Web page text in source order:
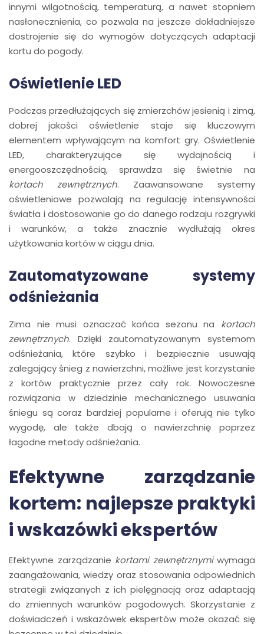
innymi wilgotnością, temperaturą, a nawet stopniem
nasłonecznienia, co pozwala na jeszcze dokładniejsze
dostrojenie się do wymogów dotyczących adaptacji
kortu do pogody.
Oświetlenie LED
Podczas przedłużających się zmierzchów jesienią i zimą,
dobrej jakości oświetlenie staje się kluczowym
elementem wpływającym na komfort gry. Oświetlenie
LED, charakteryzujące się wydajnością i
energooszczędnością, sprawdza się świetnie na
kortach zewnętrznych. Zaawansowane systemy
oświetleniowe pozwalają na regulację intensywności
światła i dostosowanie go do danego rodzaju rozgrywki
i warunków, a także znacznie wydłużają okres
użytkowania kortów w ciągu dnia.
Zautomatyzowane systemy
odśnieżania
Zima nie musi oznaczać końca sezonu na kortach
zewnętrznych. Dzięki zautomatyzowanym systemom
odśnieżania, które szybko i bezpiecznie usuwają
zalegający śnieg z nawierzchni, możliwe jest korzystanie
z kortów praktycznie przez cały rok. Nowoczesne
rozwiązania w dziedzinie mechanicznego usuwania
śniegu są coraz bardziej popularne i oferują nie tylko
wygodę, ale także dbają o nawierzchnię poprzez
łagodne metody odśnieżania.
Efektywne zarządzanie
kortem: najlepsze praktyki
i wskazówki ekspertów
Efektywne zarządzanie kortami zewnętrznymiwymaga
zaangażowania, wiedzy oraz stosowania odpowiednich
strategii związanych z ich pielęgnacją oraz adaptacją
do zmiennych warunków pogodowych. Skorzystanie z
doświadczeń i wskazówek ekspertów może okazać się